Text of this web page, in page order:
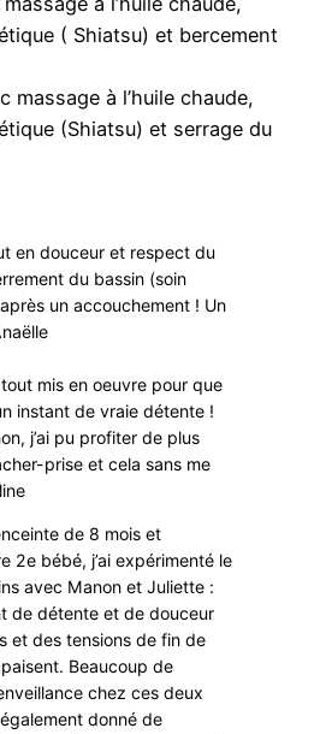
( Shiatsu) et bercement
à l’huile chaude,
(Shiatsu) et serrage du
en douceur et respect du
du bassin (soin
un accouchement ! Un
mis en oeuvre pour que
instant de vraie détente !
j’ai pu profiter de plus
prise et cela sans me
de 8 mois et
2e bébé, j’ai expérimenté le
avec Manon et Juliette :
de détente et de douceur
et des tensions de fin de
Beaucoup de
chez ces deux
donné de